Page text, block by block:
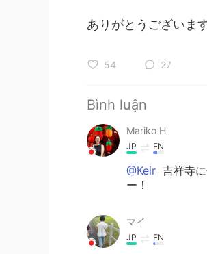
ありがとうございま
54 27
Bình luận
Mariko H
JP EN
@Keir 吉祥寺
ー！
マイ
JP EN